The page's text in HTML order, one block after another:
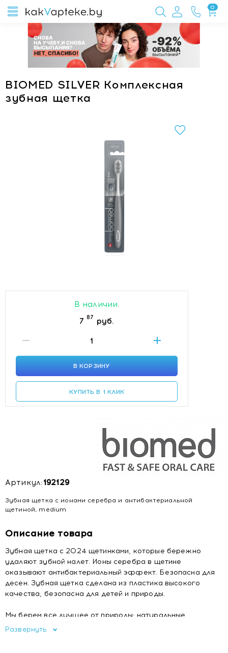
0
BIOMED SILVER Комплексная
зубная щетка
В наличии.
7 87 руб.
В КОРЗИНУ
КУПИТЬ В 1 КЛИК
Артикул:192129
Зубная щетка с ионами серебра и антибактериальной
щетиной, medium
Описание товара
Зубная щетка с 2024 щетинками, которые бережно
удаляют зубной налет. Ионы серебра в щетине
оказывают антибактериальный эффект. Безопасна для
десен. Зубная щетка сделана из пластика высокого
качества, безопасна для детей и природы.
Мы берем все лучшее от природы: натуральные
ингредиенты и принципы строения окружающего мира
Развернуть